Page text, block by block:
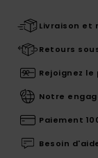
Livraison et
Retours
Rejoignez
Notre
Paiement
Besoin